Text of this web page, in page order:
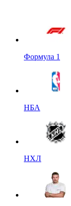
Формула 1
НБА
НХЛ